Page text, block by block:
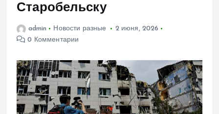
Старобельску
admin Новости разные
2 июня, 2026
0 Комментарии